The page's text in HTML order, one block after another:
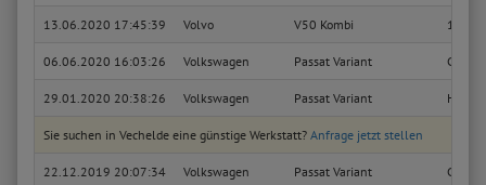
13.06.2020 17:45:39 Volvo V50 Kombi 1.8 F
06.06.2020 16:03:26 Volkswagen Passat Variant
29.01.2020 20:38:26 Volkswagen Passat Variant
Sie suchen in Vechelde eine günstige Werkstatt? Anfrage jetzt stellen
22.12.2019 20:07:34 Volkswagen Passat Variant